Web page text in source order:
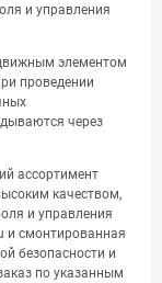
и управления
элементом
проведении
через
ассортимент
качеством,
и управления
и смонтированная
безопасности и
по указанным